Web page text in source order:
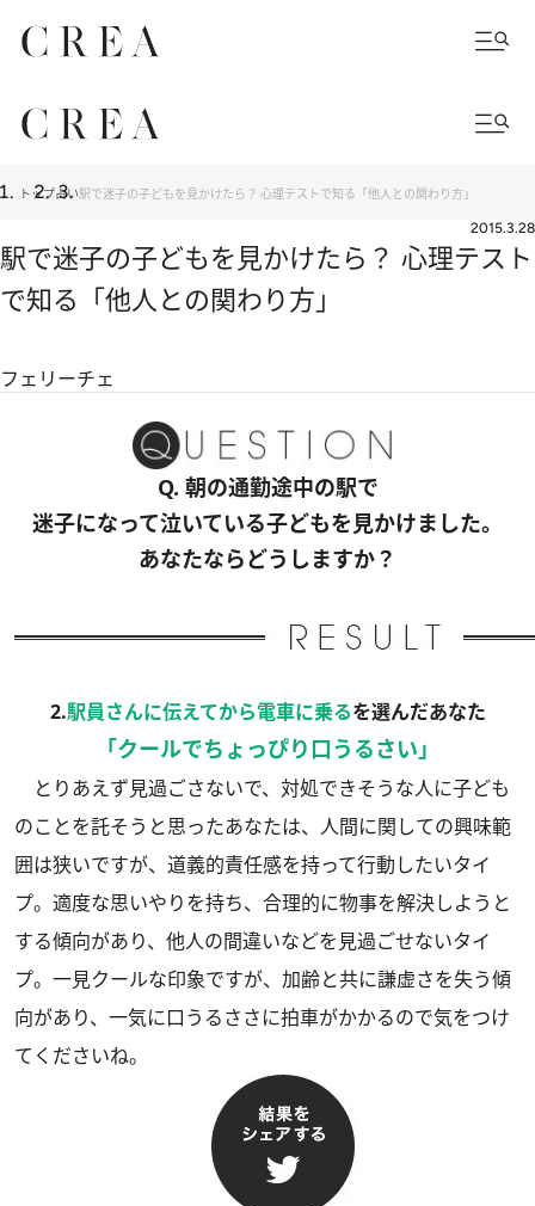
トップ占い駅で迷子の子どもを見かけたら？ 心理テストで知る「他人との関わり方」
2015.3.28
駅で迷子の子どもを見かけたら？ 心理テスト
で知る「他人との関わり方」
フェリーチェ
Q. 朝の通勤途中の駅で
迷子になって泣いている子どもを見かけました。
あなたならどうしますか？
2.駅員さんに伝えてから電車に乗るを選んだあなた
「クールでちょっぴり口うるさい」
とりあえず見過ごさないで、対処できそうな人に子ども
のことを託そうと思ったあなたは、人間に関しての興味範
囲は狭いですが、道義的責任感を持って行動したいタイ
プ。適度な思いやりを持ち、合理的に物事を解決しようと
する傾向があり、他人の間違いなどを見過ごせないタイ
プ。一見クールな印象ですが、加齢と共に謙虚さを失う傾
向があり、一気に口うるささに拍車がかかるので気をつけ
てくださいね。